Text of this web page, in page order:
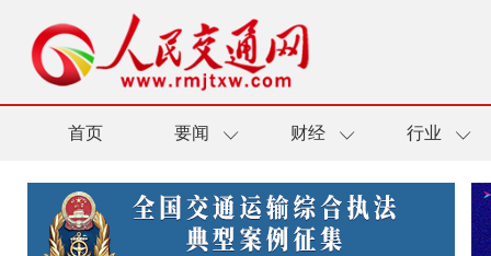
首页 要闻 财经 行业